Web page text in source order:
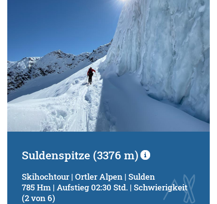
Suldenspitze (3376 m)
Skihochtour | Ortler Alpen | Sulden
785 Hm | Aufstieg 02:30 Std. | Schwierigkeit
(2 von 6)